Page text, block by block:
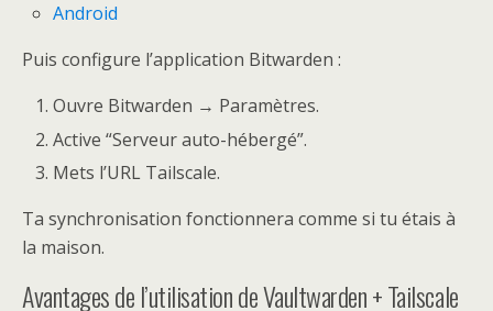
Android
Puis configure l’application Bitwarden :
Ouvre Bitwarden → Paramètres.
Active “Serveur auto-hébergé”.
Mets l’URL Tailscale.
Ta synchronisation fonctionnera comme si tu étais à
la maison.
Avantages de l’utilisation de Vaultwarden + Tailscale